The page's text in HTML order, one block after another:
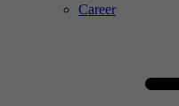
Career